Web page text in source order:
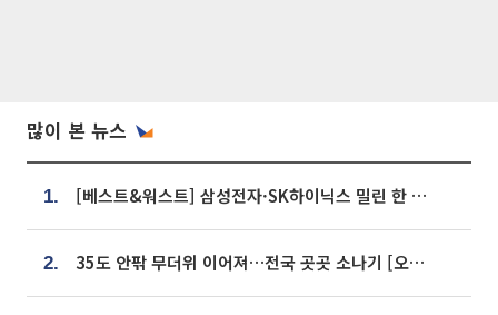
많이 본 뉴스
1. [베스트&워스트] 삼성전자·SK하이닉스 밀린 한 주…상상인증권은 85% 급등
2. 35도 안팎 무더위 이어져…전국 곳곳 소나기 [오늘 날씨]